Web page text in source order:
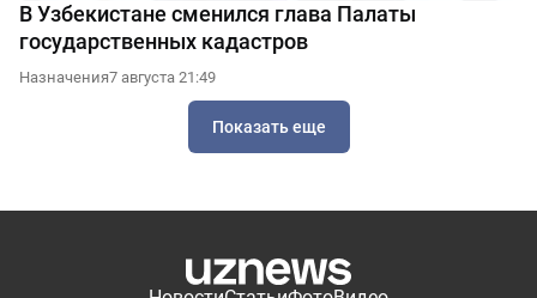
В Узбекистане сменился глава Палаты
государственных кадастров
Назначения7 августа 21:49
Показать еще